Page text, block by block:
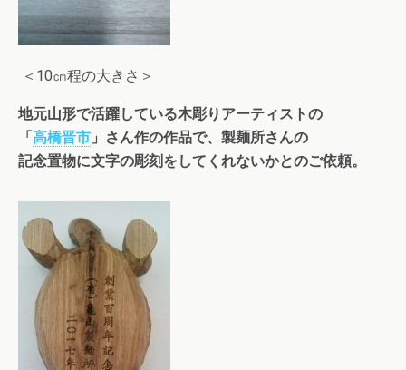
＜10㎝程の大きさ＞
地元山形で活躍している木彫りアーティストの
「 高橋晋市 」さん作の作品で、製麺所さんの
記念置物に文字の彫刻をしてくれないかとのご依頼。